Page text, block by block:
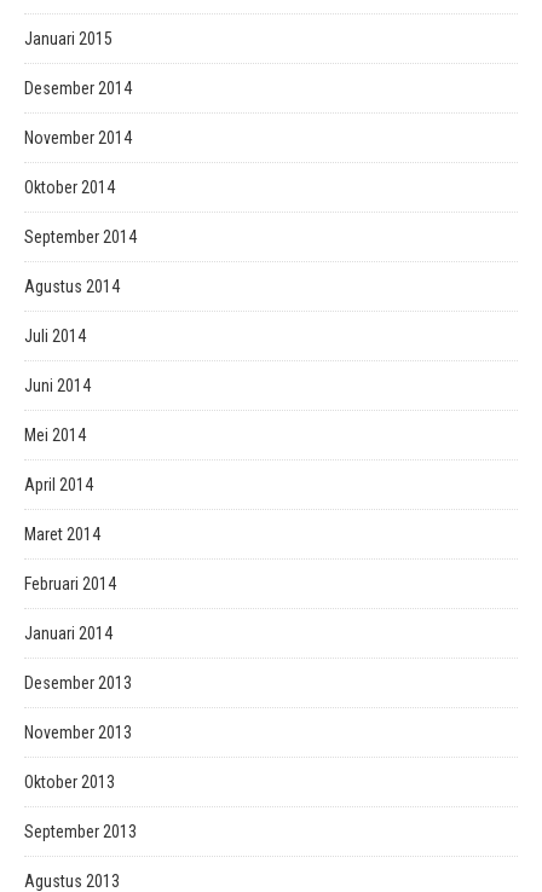
Januari 2015
Desember 2014
November 2014
Oktober 2014
September 2014
Agustus 2014
Juli 2014
Juni 2014
Mei 2014
April 2014
Maret 2014
Februari 2014
Januari 2014
Desember 2013
November 2013
Oktober 2013
September 2013
Agustus 2013